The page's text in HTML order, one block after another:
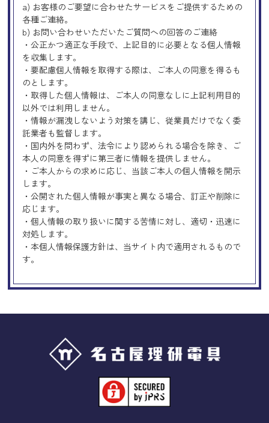
a) お客様のご要望に合わせたサービスをご提供するための
各種ご連絡。
b) お問い合わせいただいたご質問への回答のご連絡
・公正かつ適正な手段で、上記目的に必要となる個人情報
を収集します。
・要配慮個人情報を取得する際は、ご本人の同意を得るも
のとします。
・取得した個人情報は、ご本人の同意なしに上記利用目的
以外では利用しません。
・情報が漏洩しないよう対策を講じ、従業員だけでなく委
託業者も監督します。
・国内外を問わず、法令により認められる場合を除き、ご
本人の同意を得ずに第三者に情報を提供しません。
・ご本人からの求めに応じ、当該ご本人の個人情報を開示
します。
・公開された個人情報が事実と異なる場合、訂正や削除に
応じます。
・個人情報の取り扱いに関する苦情に対し、適切・迅速に
対処します。
・本個人情報保護方針は、当サイト内で適用されるもので
す。
Googleアナリティクスの使用につい
当サイトでは、より良いサービスの提供、またユーザビリ
ティの向上のため、Googleアナリティクスを使用し、当サ
イトの利用状況などのデータ収集及び解析を行っておりま
す。その際、「Cookie」を通じて、Googleがお客様のIPア
ドレスなどの情報を収集する場合がありますが、
「Cookie」で収集される情報は個人を特定できるものでは